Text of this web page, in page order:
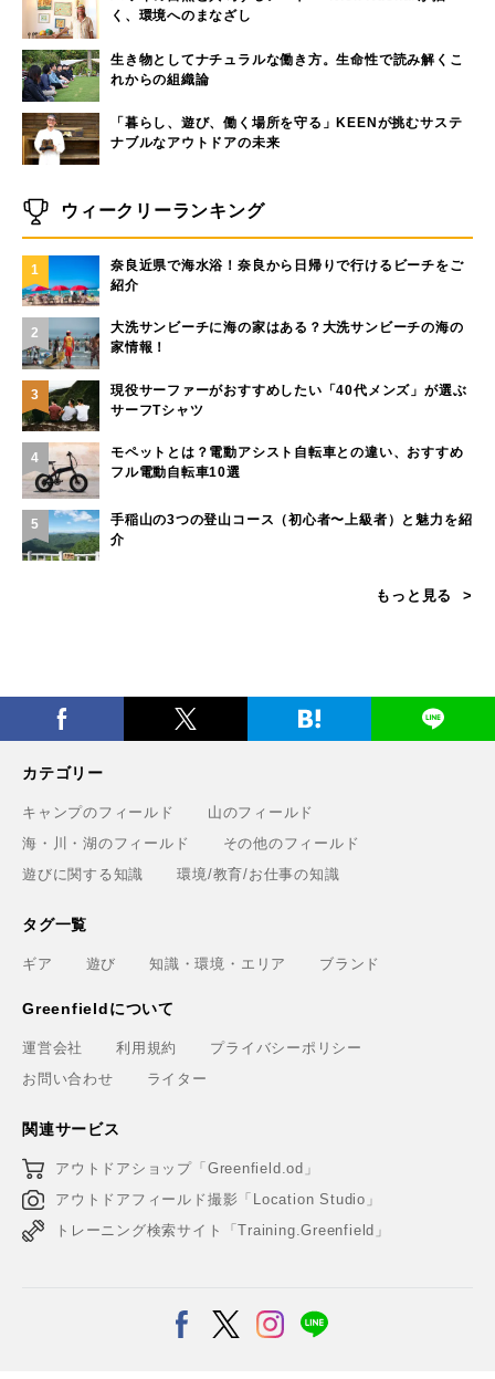
く、環境へのまなざし
生き物としてナチュラルな働き方。生命性で読み解くこ
れからの組織論
「暮らし、遊び、働く場所を守る」KEENが挑むサステ
ナブルなアウトドアの未来
ウィークリーランキング
1
奈良近県で海水浴！奈良から日帰りで行けるビーチをご
紹介
2
大洗サンビーチに海の家はある？大洗サンビーチの海の
家情報！
3
現役サーファーがおすすめしたい「40代メンズ」が選ぶ
サーフTシャツ
4
モペットとは？電動アシスト自転車との違い、おすすめ
フル電動自転車10選
5
手稲山の3つの登山コース（初心者〜上級者）と魅力を紹
介
もっと見る
カテゴリー
キャンプのフィールド
山のフィールド
海・川・湖のフィールド
その他のフィールド
遊びに関する知識
環境/教育/お仕事の知識
タグ一覧
ギア 遊び 知識・環境・エリア ブランド
Greenfieldについて
運営会社 利用規約
プライバシーポリシー
お問い合わせ
ライター
関連サービス
アウトドアショップ「Greenfield.od」
アウトドアフィールド撮影「Location Studio」
トレーニング検索サイト「Training.Greenfield」